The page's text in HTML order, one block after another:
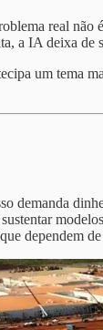
real não
a IA deixa de
um tema
demanda
dependem